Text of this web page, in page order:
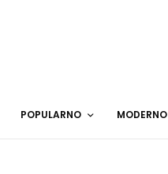
POPULARNO MODERNO